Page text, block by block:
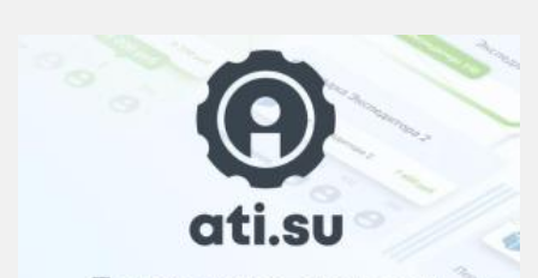
Автосервис,
запчасти, шины
Топливо, масла и
автохимия
Дзен